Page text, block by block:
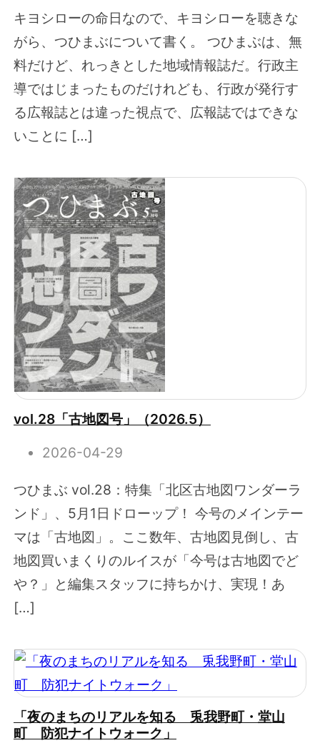
キヨシローの命日なので、キヨシローを聴きな
がら、つひまぶについて書く。 つひまぶは、無
料だけど、れっきとした地域情報誌だ。行政主
導ではじまったものだけれども、行政が発行す
る広報誌とは違った視点で、広報誌ではできな
いことに […]
vol.28「古地図号」（2026.5）
2026-04-29
つひまぶ vol.28：特集「北区古地図ワンダーラ
ンド」、5月1日ドローップ！ 今号のメインテー
マは「古地図」。ここ数年、古地図見倒し、古
地図買いまくりのルイスが「今号は古地図でど
や？」と編集スタッフに持ちかけ、実現！あ
[…]
「夜のまちのリアルを知る 兎我野町・堂山
町 防犯ナイトウォーク」